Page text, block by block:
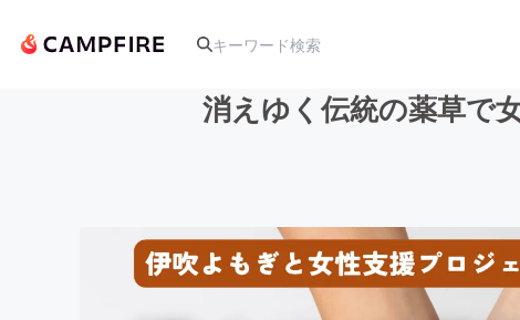
アート・写真
消えゆく伝統の薬草で